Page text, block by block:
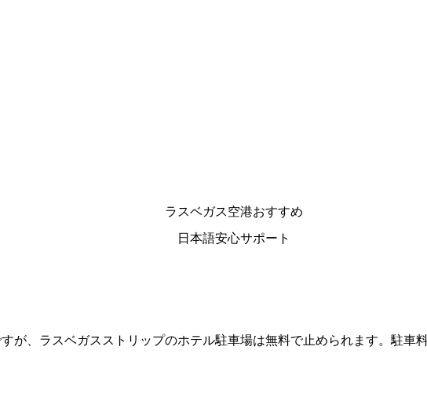
ラスベガス空港おすすめ
日本語安心サポート
が、ラスベガスストリップのホテル駐車場は無料で止められます。駐車